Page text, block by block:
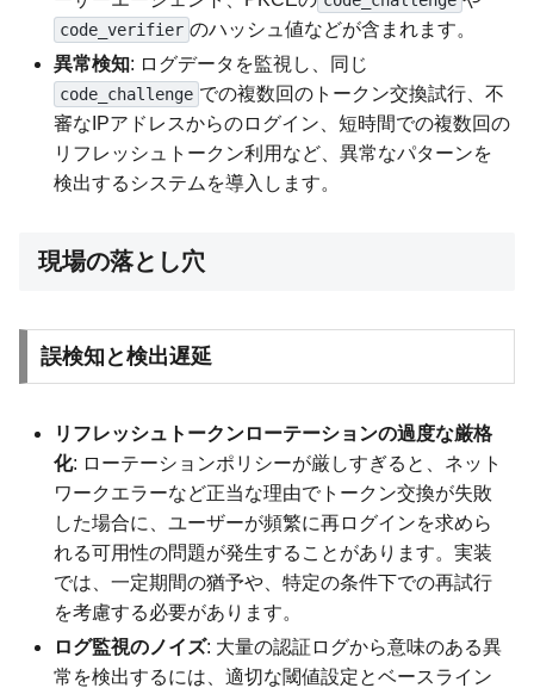
code_verifier のハッシュ値などが含まれます。
異常検知: ログデータを監視し、同じ
code_challenge での複数回のトークン交換試行、不
審なIPアドレスからのログイン、短時間での複数回の
リフレッシュトークン利用など、異常なパターンを
検出するシステムを導入します。
現場の落とし穴
誤検知と検出遅延
リフレッシュトークンローテーションの過度な厳格
化: ローテーションポリシーが厳しすぎると、ネット
ワークエラーなど正当な理由でトークン交換が失敗
した場合に、ユーザーが頻繁に再ログインを求めら
れる可用性の問題が発生することがあります。実装
では、一定期間の猶予や、特定の条件下での再試行
を考慮する必要があります。
ログ監視のノイズ: 大量の認証ログから意味のある異
常を検出するには、適切な閾値設定とベースライン